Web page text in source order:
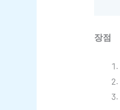
장점